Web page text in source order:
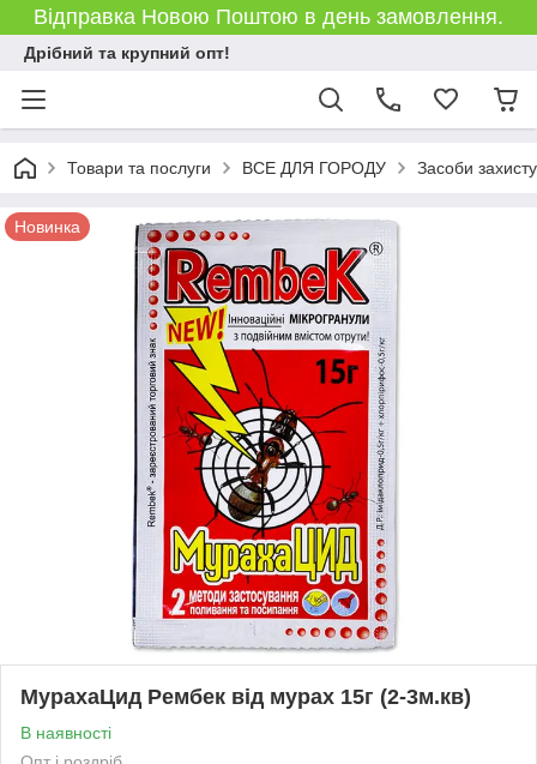
Відправка Новою Поштою в день замовлення.
Дрібний та крупний опт!
Товари та послуги ВСЕ ДЛЯ ГОРОДУ Засоби
Новинка
МурахаЦид Рембек від мурах 15г (2-3м.кв)
В наявності